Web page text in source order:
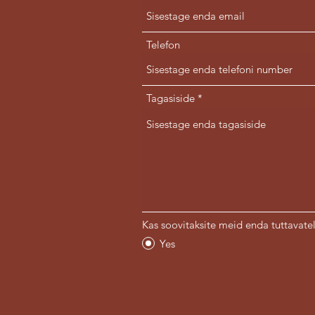
Telefon
Tagasiside
Kas soovitaksite meid enda
Yes